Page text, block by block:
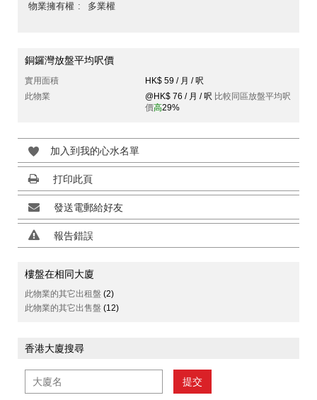
物業擁有權
多業權
銅鑼灣放盤平均呎價
實用面積
HK$ 59 / 月 / 呎
此物業
@HK$ 76 / 月 / 呎 比較同區放盤平均呎
價高29%
加入到我的心水名單
打印此頁
發送電郵給好友
報告錯誤
樓盤在相同大廈
此物業的其它出租盤 (2)
此物業的其它出售盤 (12)
香港大廈搜尋
提交